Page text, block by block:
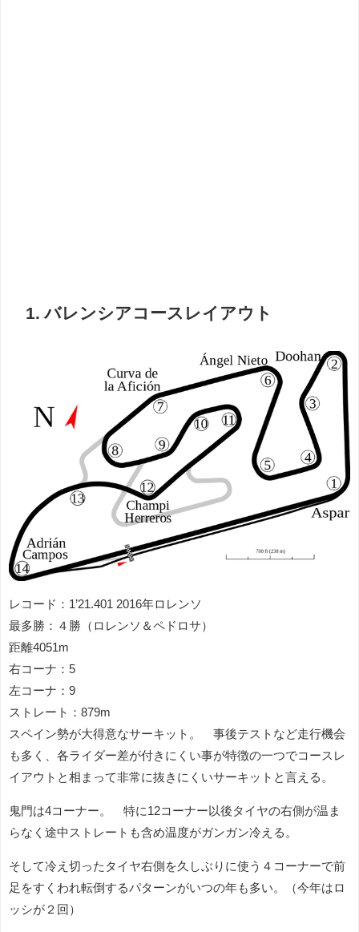
1. バレンシアコースレイアウト
レコード：1’21.401 2016年ロレンソ
最多勝：４勝（ロレンソ＆ペドロサ）
距離4051m
右コーナ：5
左コーナ：9
ストレート：879m
スペイン勢が大得意なサーキット。 事後テストなど走行機会
も多く、各ライダー差が付きにくい事が特徴の一つでコースレ
イアウトと相まって非常に抜きにくいサーキットと言える。
鬼門は4コーナー。 特に12コーナー以後タイヤの右側が温ま
らなく途中ストレートも含め温度がガンガン冷える。
そして冷え切ったタイヤ右側を久しぶりに使う４コーナーで前
足をすくわれ転倒するパターンがいつの年も多い。（今年はロ
ッシが２回）